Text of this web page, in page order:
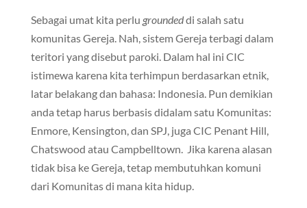
Sebagai umat kita perlu groundeddi salah satu
komunitas Gereja. Nah, sistem Gereja terbagi dalam
teritori yang disebut paroki. Dalam hal ini CIC
istimewa karena kita terhimpun berdasarkan etnik,
latar belakang dan bahasa: Indonesia. Pun demikian
anda tetap harus berbasis didalam satu Komunitas:
Enmore, Kensington, dan SPJ, juga CIC Penant Hill,
Chatswood atau Campbelltown. Jika karena alasan
tidak bisa ke Gereja, tetap membutuhkan komuni
dari Komunitas di mana kita hidup.